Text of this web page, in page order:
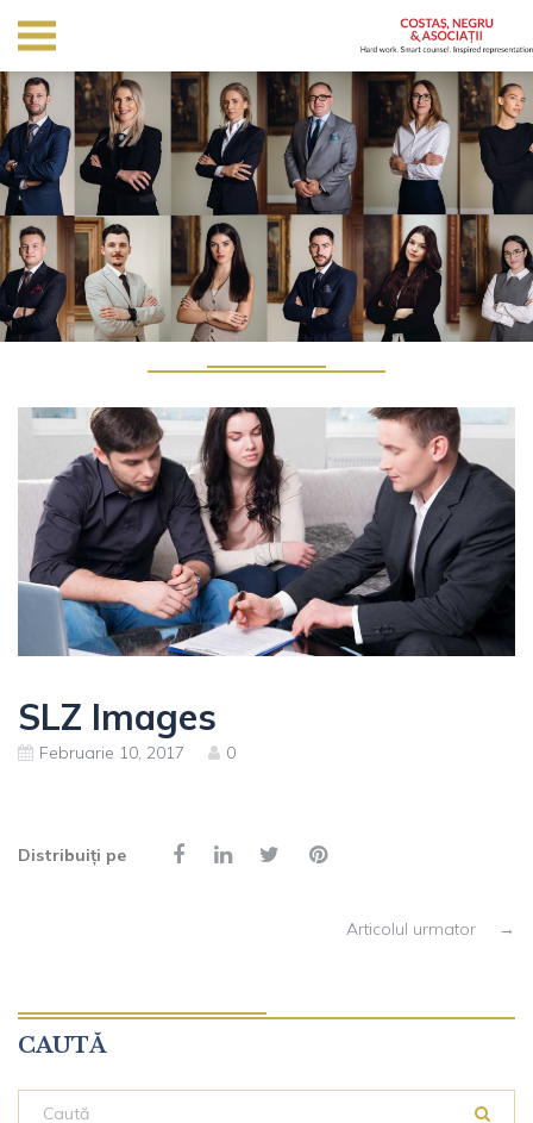
SLZ Images
Februarie 10, 2017 0
Distribuiți pe
Articolul urmator →
CAUTĂ